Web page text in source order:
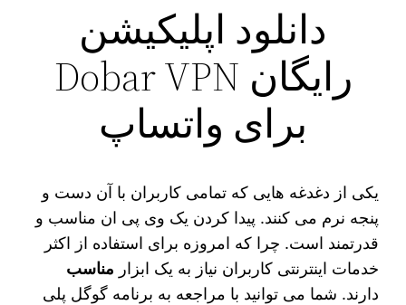
دانلود اپلیکیشن
رایگان Dobar VPN
برای واتساپ
یکی از دغدغه هایی که تمامی کاربران با آن دست و
پنجه نرم می کنند. پیدا کردن یک وی‌ پی‌ ان مناسب و
قدرتمند است. چرا که امروزه برای استفاده از اکثر
خدمات اینترنتی کاربران نیاز به یک ابزار مناسب
دارند. شما می‌ توانید با مراجعه به برنامه گوگل پلی